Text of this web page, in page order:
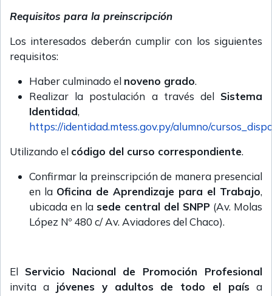
Requisitos para la preinscripción
Los interesados deberán cumplir con los siguientes
requisitos:
Haber culminado el noveno grado.
Realizar la postulación a través del Sistema
Identidad,
https://identidad.mtess.gov.py/alumno/
Utilizando el código del curso correspondiente.
Confirmar la preinscripción de manera presencial
en la Oficina de Aprendizaje para el Trabajo,
ubicada en la sede central del SNPP (Av. Molas
López Nº 480 c/ Av. Aviadores del Chaco).
El Servicio Nacional de Promoción Profesional
invita a
jóvenes y adultos de todo el país a